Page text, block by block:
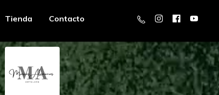
Tienda Contacto